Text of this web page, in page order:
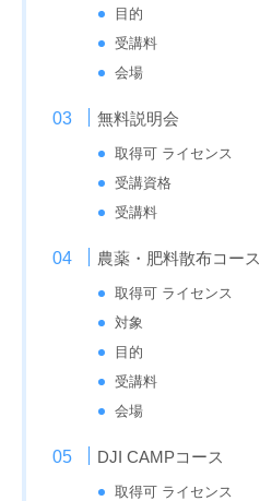
目的
受講料
会場
無料説明会
取得可 ライセンス
受講資格
受講料
農薬・肥料散布コース
取得可 ライセンス
対象
目的
受講料
会場
DJI CAMPコース
取得可 ライセンス